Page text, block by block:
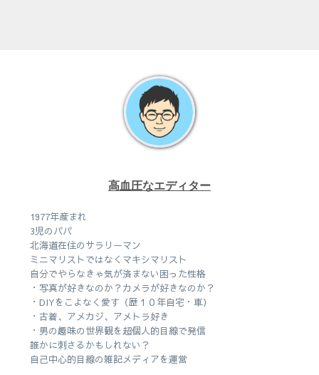
高血圧なエディター
1977年産まれ
3児のパパ
北海道在住のサラリーマン
ミニマリストではなくマキシマリスト
自分でやらなきゃ気が済まない困った性格
・写真が好きなのか？カメラが好きなのか？
・DIYをこよなく愛す（歴１０年自宅・車）
・古着、アメカジ、アメトラ好き
・男の趣味の世界観を超個人的目線で発信
誰かに刺さるかもしれない？
自己中心的目線の雑記メディアを運営